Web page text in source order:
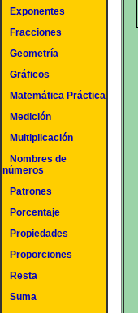
Exponentes
Fracciones
Geometría
Gráficos
Matemática Práctica
Medición
Multiplicación
Nombres de
números
Patrones
Porcentaje
Propiedades
Proporciones
Resta
Suma